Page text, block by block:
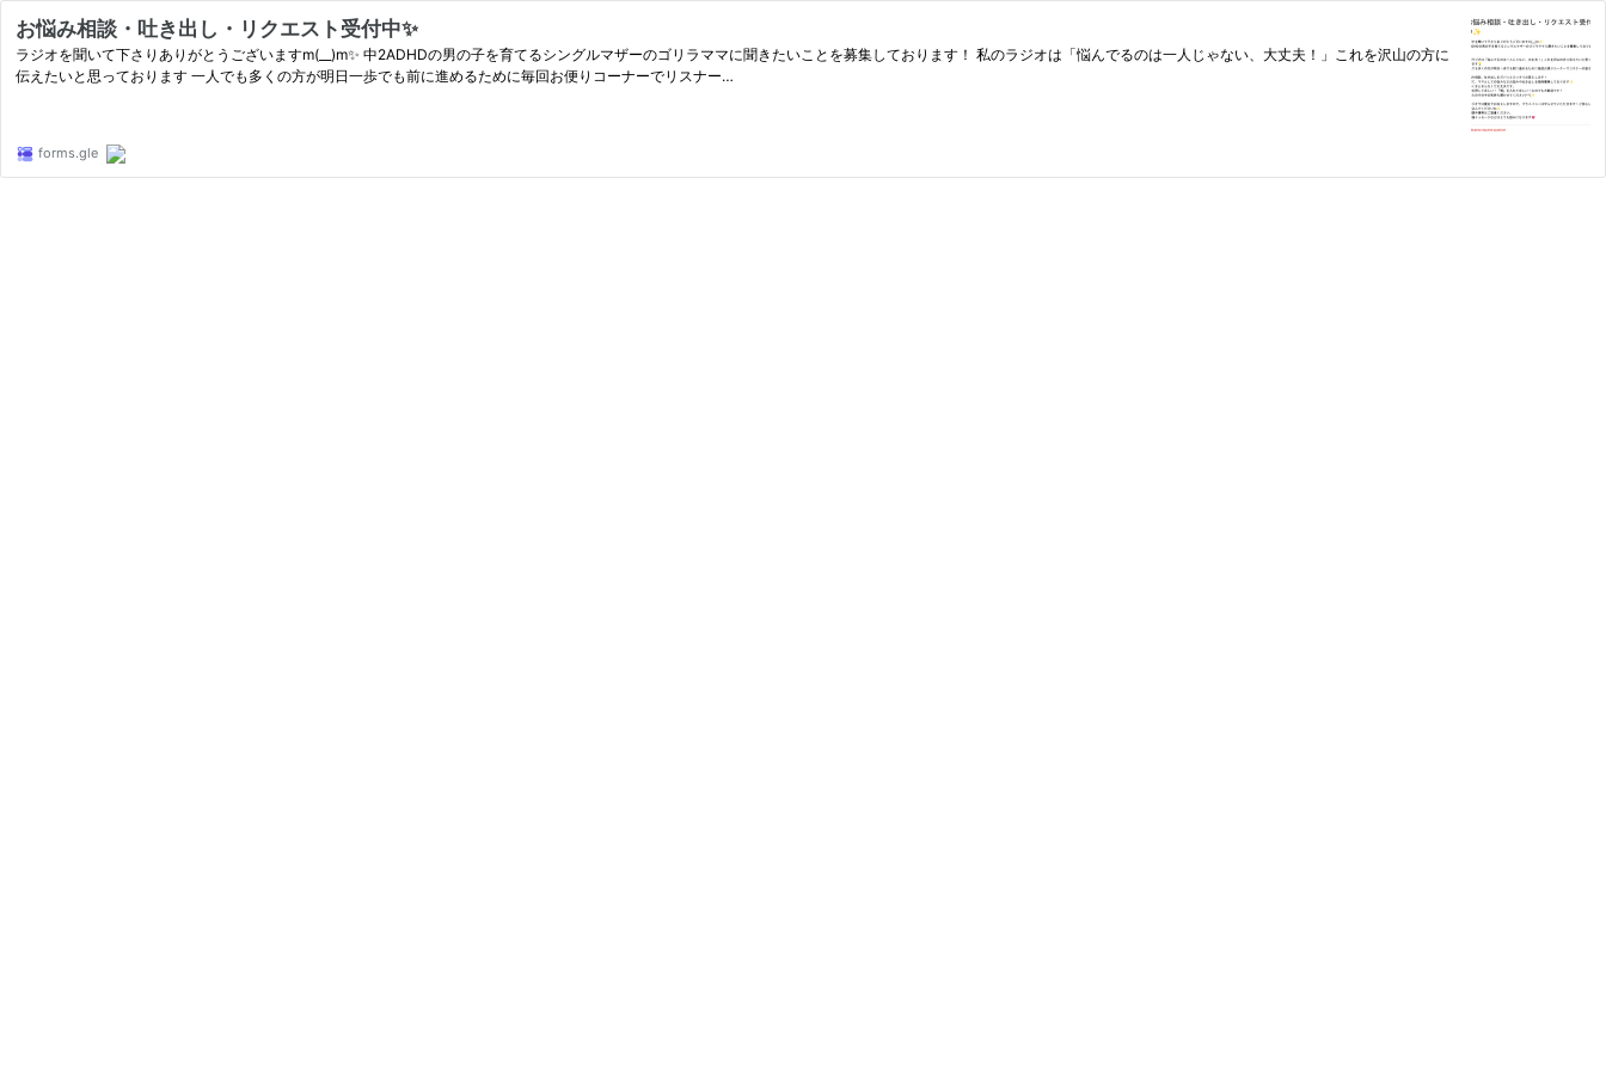
お悩み相談・吐き出し・リクエスト受付中✨
ラジオを聞いて下さりありがとうございますm(__)m✨ 中2ADHDの男の子を育てるシングルマザーのゴリラママに聞きたいことを募集しております！ 私のラジオは「悩んでるのは一人じゃない、大丈夫！」これを沢山の方に
伝えたいと思っております 一人でも多くの方が明日一歩でも前に進めるために毎回お便りコーナーでリスナー…
forms.gle